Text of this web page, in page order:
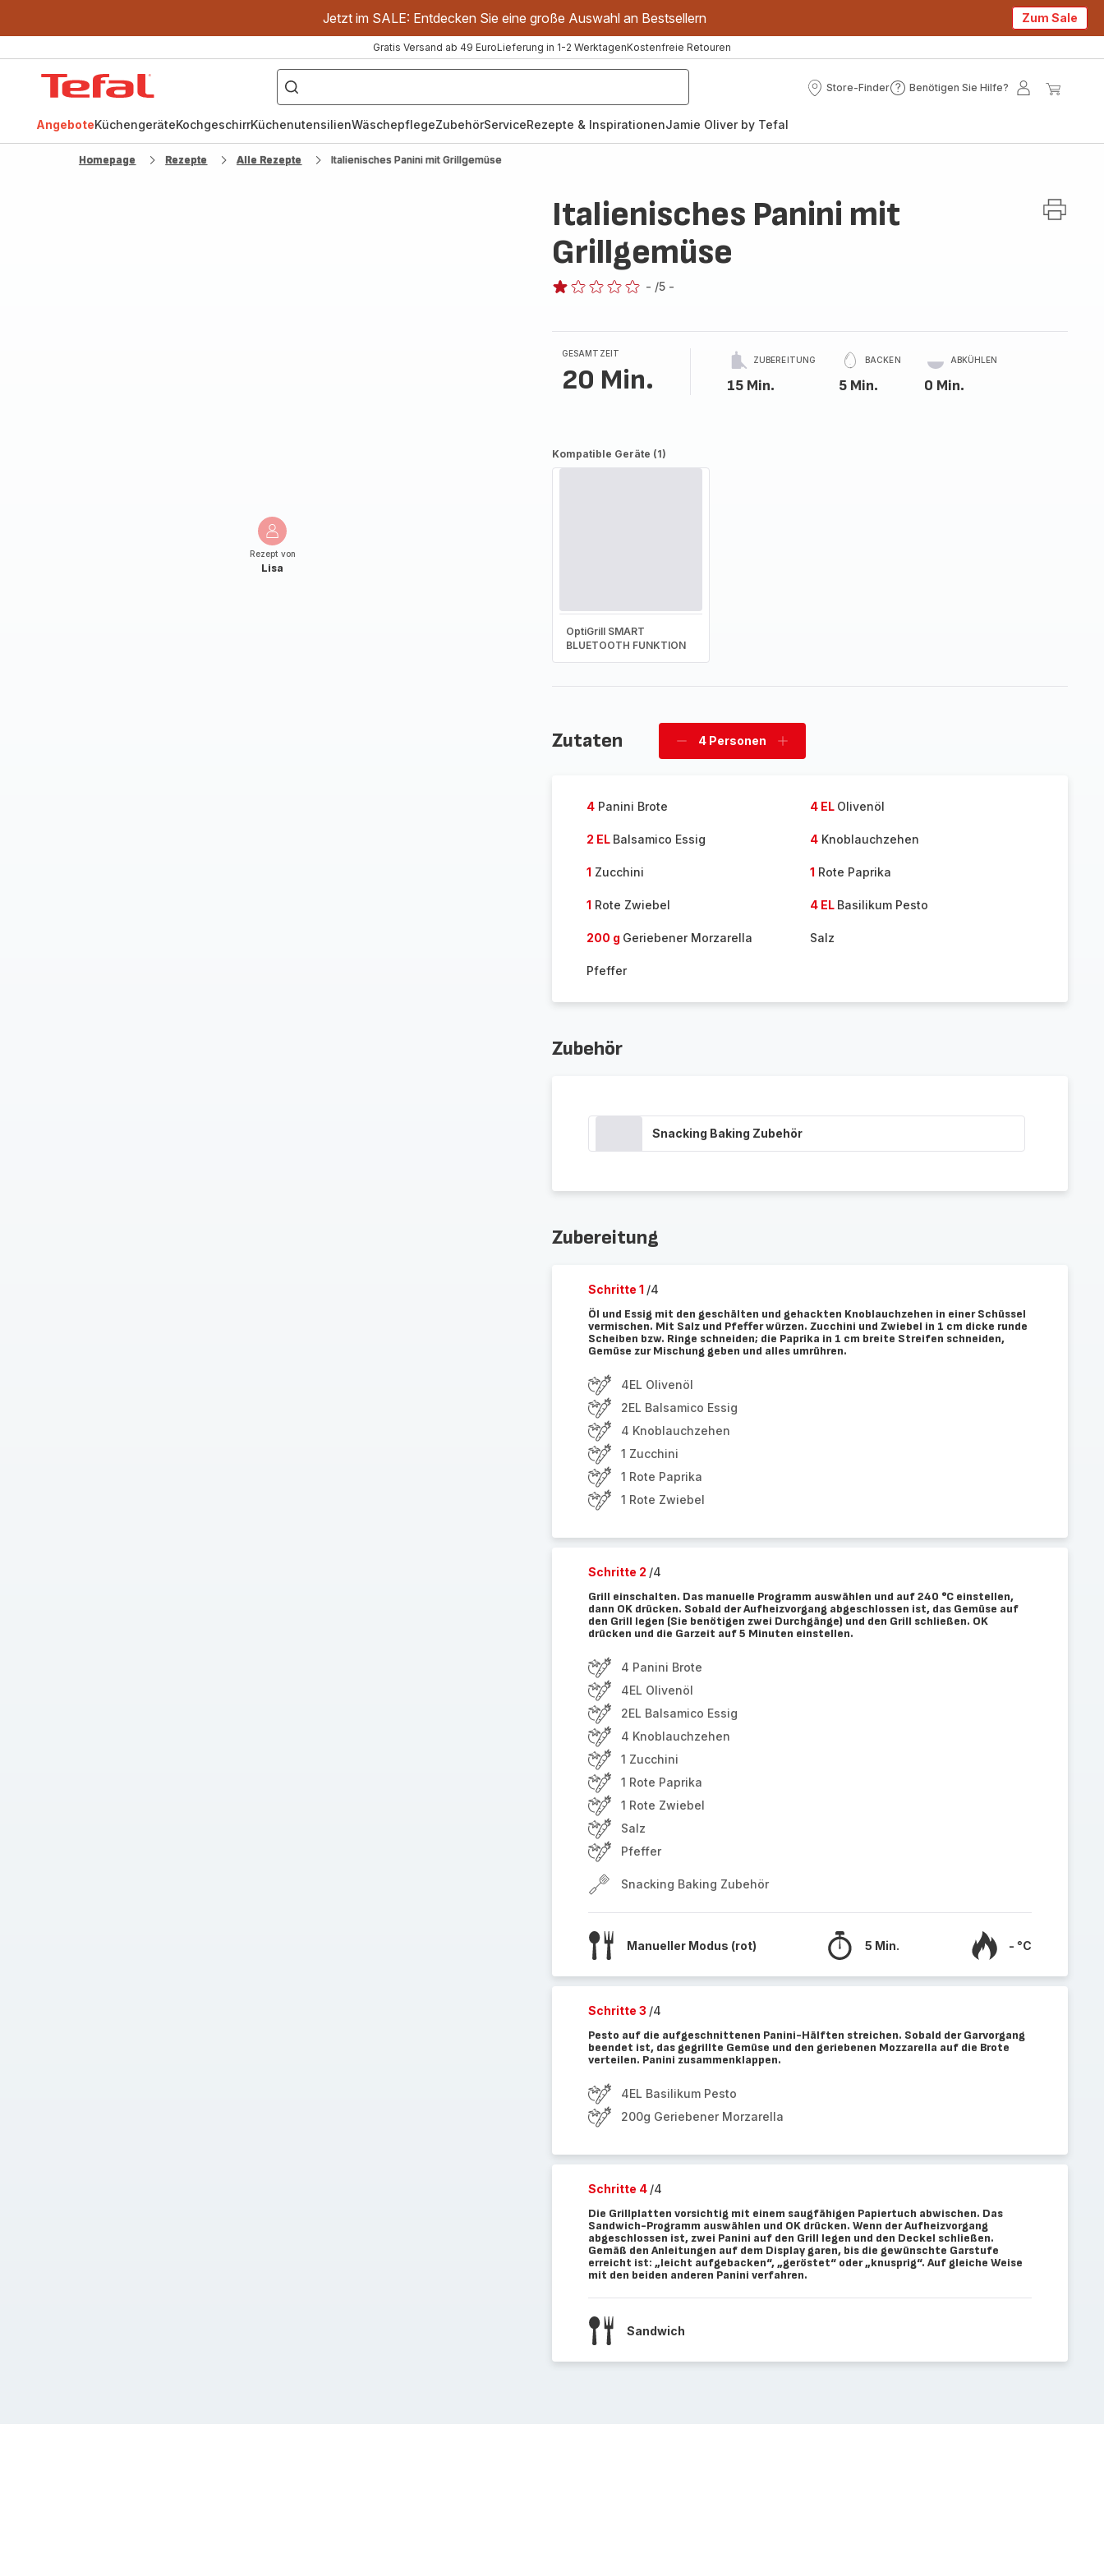
Jetzt im SALE: Entdecken Sie eine große Auswahl an Bestsellern Zum Sale
Gratis Versand ab 49 EuroLieferung in 1-2 WerktagenKostenfreie Retouren
["OptiGrill","Easy
Fry","Pfanne"]
Store-Finder
Store-
Benötigen Sie Hilfe?
Benötigen
Mein
AngeboteKüchengeräteKochgeschirrKüchenutensilienWäschepflegeZubehörServiceRezepte & InspirationenJamie Oliver by Tefal
Homepage Rezepte Alle Rezepte Italienisches Panini mit Grillgemüse
Rezept von
Lisa
Italienisches Panini mit
Grillgemüse
1
Stern
(Durchschnitt)
- /5 -
GESAMTZEIT
20 Min.
ZUBEREITUNG
15 Min.
BACKEN
5 Min.
ABKÜHLEN
0 Min.
Kompatible Geräte (1)
OptiGrill SMART
BLUETOOTH FUNKTION
Zutaten
Personen
4 Personen
Personen
4Panini Brote 4 EL Olivenöl
2 EL Balsamico Essig 4Knoblauchzehen
1 Zucchini 1 Rote Paprika
1 Rote Zwiebel 4 EL Basilikum Pesto
200 g Geriebener Morzarella Salz
Pfeffer
Zubehör
Snacking Baking Zubehör
Zubereitung
Schritte 1 /4
Öl und Essig mit den geschälten und gehackten Knoblauchzehen in einer Schüssel
vermischen. Mit Salz und Pfeffer würzen. Zucchini und Zwiebel in 1 cm dicke runde
Scheiben bzw. Ringe schneiden; die Paprika in 1 cm breite Streifen schneiden,
Gemüse zur Mischung geben und alles umrühren.
4EL Olivenöl
2EL Balsamico Essig
4 Knoblauchzehen
1 Zucchini
1 Rote Paprika
1 Rote Zwiebel
Schritte 2 /4
Grill einschalten. Das manuelle Programm auswählen und auf 240 °C einstellen,
dann OK drücken. Sobald der Aufheizvorgang abgeschlossen ist, das Gemüse auf
den Grill legen (Sie benötigen zwei Durchgänge) und den Grill schließen. OK
drücken und die Garzeit auf 5 Minuten einstellen.
4 Panini Brote
4EL Olivenöl
2EL Balsamico Essig
4 Knoblauchzehen
1 Zucchini
1 Rote Paprika
1 Rote Zwiebel
Salz
Pfeffer
Snacking Baking Zubehör
Manueller Modus (rot) 5 Min. - °C
Schritte 3 /4
Pesto auf die aufgeschnittenen Panini-Hälften streichen. Sobald der Garvorgang
beendet ist, das gegrillte Gemüse und den geriebenen Mozzarella auf die Brote
verteilen. Panini zusammenklappen.
4EL Basilikum Pesto
200g Geriebener Morzarella
Schritte 4 /4
Die Grillplatten vorsichtig mit einem saugfähigen Papiertuch abwischen. Das
Sandwich-Programm auswählen und OK drücken. Wenn der Aufheizvorgang
abgeschlossen ist, zwei Panini auf den Grill legen und den Deckel schließen.
Gemäß den Anleitungen auf dem Display garen, bis die gewünschte Garstufe
erreicht ist: „leicht aufgebacken“, „geröstet“ oder „knusprig“. Auf gleiche Weise
mit den beiden anderen Panini verfahren.
Sandwich